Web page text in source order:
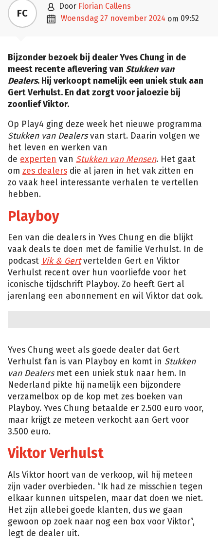
FC  door Florian Callens
 woensdag 27 november 2024 om 09:52
Bijzonder bezoek bij dealer Yves Chung in de
meest recente aflevering van Stukken van
Dealers. Hij verkoopt namelijk een uniek stuk aan
Gert Verhulst. En dat zorgt voor jaloezie bij
zoonlief Viktor.
Op Play4 ging deze week het nieuwe programma
Stukken van Dealersvan start. Daarin volgen we
het leven en werken van
de experten van Stukken van Mensen. Het gaat
om zes dealers die al jaren in het vak zitten en
zo vaak heel interessante verhalen te vertellen
hebben.
Playboy
Een van die dealers in Yves Chung en die blijkt
vaak deals te doen met de familie Verhulst. In de
podcast Vik & Gertvertelden Gert en Viktor
Verhulst recent over hun voorliefde voor het
iconische tijdschrift Playboy. Zo heeft Gert al
jarenlang een abonnement en wil Viktor dat ook.
Yves Chung weet als goede dealer dat Gert
Verhulst fan is van Playboy en komt in Stukken
van Dealersmet een uniek stuk naar hem. In
Nederland pikte hij namelijk een bijzondere
verzamelbox op de kop met zes boeken van
Playboy. Yves Chung betaalde er 2.500 euro voor,
maar krijgt ze meteen verkocht aan Gert voor
3.500 euro.
Viktor Verhulst
Als Viktor hoort van de verkoop, wil hij meteen
zijn vader overbieden. “Ik had ze misschien tegen
elkaar kunnen uitspelen, maar dat doen we niet.
Het zijn allebei goede klanten, dus we gaan
gewoon op zoek naar nog een box voor Viktor”,
legt de dealer uit.